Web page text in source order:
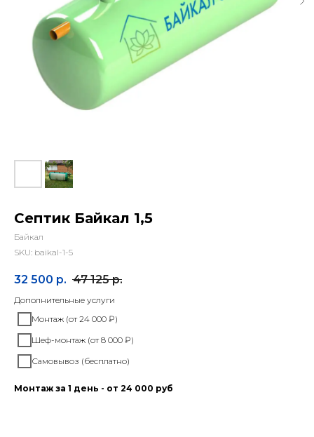
Септик Байкал 1,5
Байкал
SKU: baikal-1-5
32 500 р. 47 125 р.
Дополнительные услуги
Монтаж (от 24 000 ₽)
Шеф-монтаж (от 8 000 ₽)
Самовывоз (бесплатно)
Монтаж за 1 день - от 24 000 руб